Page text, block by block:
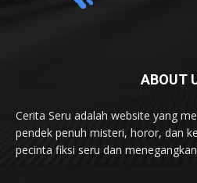
ABOUT
Cerita Seru adalah website yang
pendek penuh misteri, horor, dan
pecinta fiksi seru dan